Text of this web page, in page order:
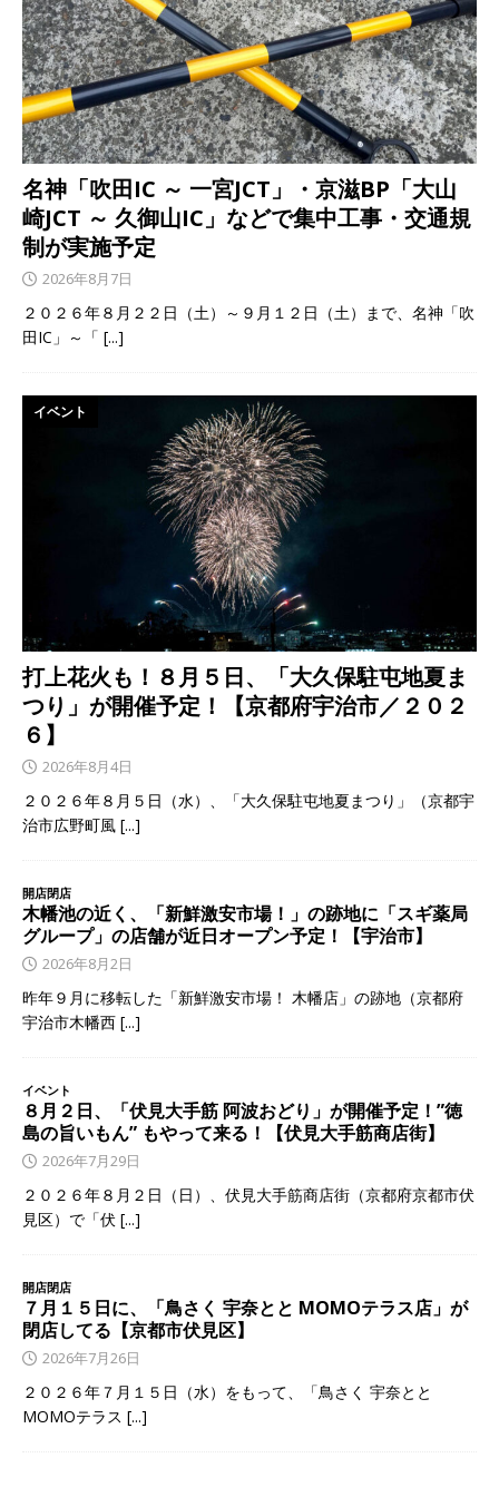
名神「吹田IC ～ 一宮JCT」・京滋BP「大山
崎JCT ～ 久御山IC」などで集中工事・交通規
制が実施予定
2026年8月7日
２０２６年８月２２日（土）～９月１２日（土）まで、名神「吹
田IC」～「 [...]
打上花火も！８月５日、「大久保駐屯地夏ま
つり」が開催予定！【京都府宇治市／２０２
６】
イベント
2026年8月4日
２０２６年８月５日（水）、「大久保駐屯地夏まつり」（京都宇
治市広野町風 [...]
開店閉店
木幡池の近く、「新鮮激安市場！」の跡地に「スギ薬局
グループ」の店舗が近日オープン予定！【宇治市】
2026年8月2日
昨年９月に移転した「新鮮激安市場！ 木幡店」の跡地（京都府
宇治市木幡西 [...]
イベント
８月２日、「伏見大手筋 阿波おどり」が開催予定！”徳
島の旨いもん” もやって来る！【伏見大手筋商店街】
2026年7月29日
２０２６年８月２日（日）、伏見大手筋商店街（京都府京都市伏
見区）で「伏 [...]
開店閉店
７月１５日に、「鳥さく 宇奈とと MOMOテラス店」が
閉店してる【京都市伏見区】
2026年7月26日
２０２６年７月１５日（水）をもって、「鳥さく 宇奈とと
MOMOテラス [...]